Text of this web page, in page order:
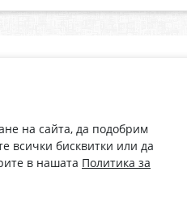
.
ePharm.bg е
„Ванчева“,
своите пациенти.
на сайта, да подобрим
всички бисквитки или да
в нашата Политика за